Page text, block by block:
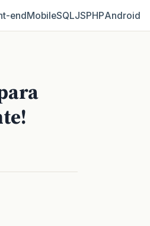
MobileSQLJSPHPAndroid